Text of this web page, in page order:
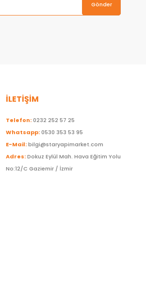
Gönder
İLETİŞİM
Telefon:0232 252 57 25
Whatsapp:0530 353 53 95
E-Mail:bilgi@staryapimarket.com
Adres:Dokuz Eylül Mah. Hava Eğitim Yolu
No:12/C Gaziemir / İzmir